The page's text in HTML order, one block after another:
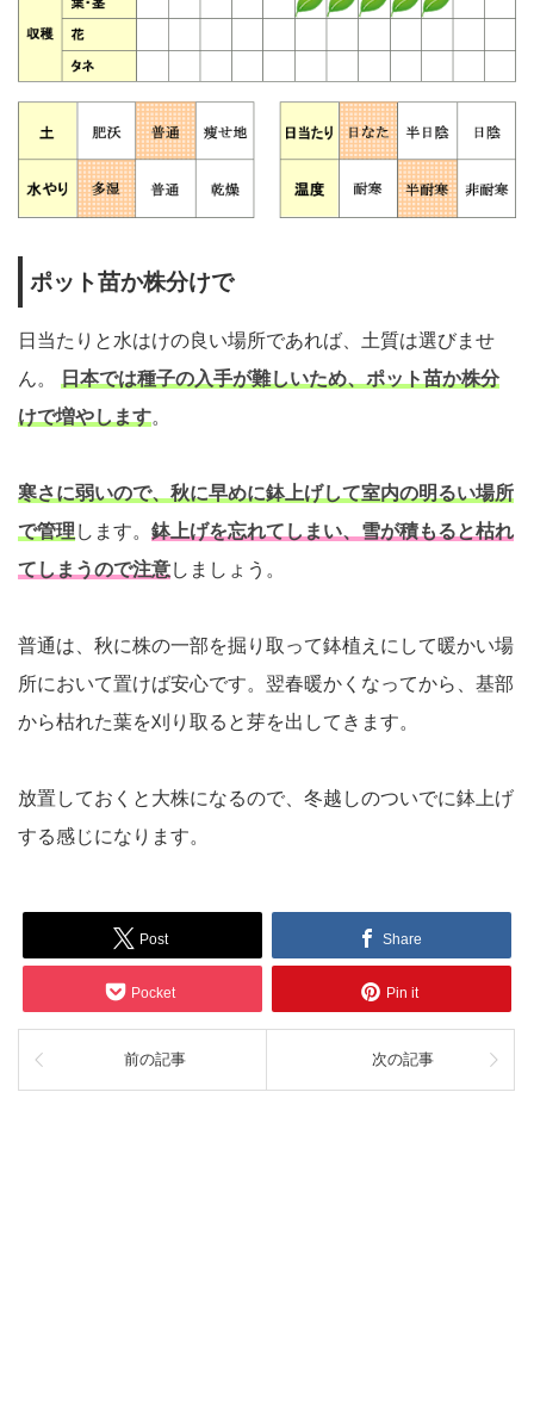
ポット苗か株分けで
日当たりと水はけの良い場所であれば、土質は選びませ
ん。
日本では種子の入手が難しいため、ポット苗か株分
けで増やします。
寒さに弱いので、秋に早めに鉢上げして室内の明るい場所
で管理 します。 鉢上げを忘れてしまい、雪が積もると枯れ
てしまうので注意しましょう。
普通は、秋に株の一部を掘り取って鉢植えにして暖かい場
所において置けば安心です。翌春暖かくなってから、基部
から枯れた葉を刈り取ると芽を出してきます。
放置しておくと大株になるので、冬越しのついでに鉢上げ
する感じになります。
Post Share
Pocket Pin it
前の記事 次の記事